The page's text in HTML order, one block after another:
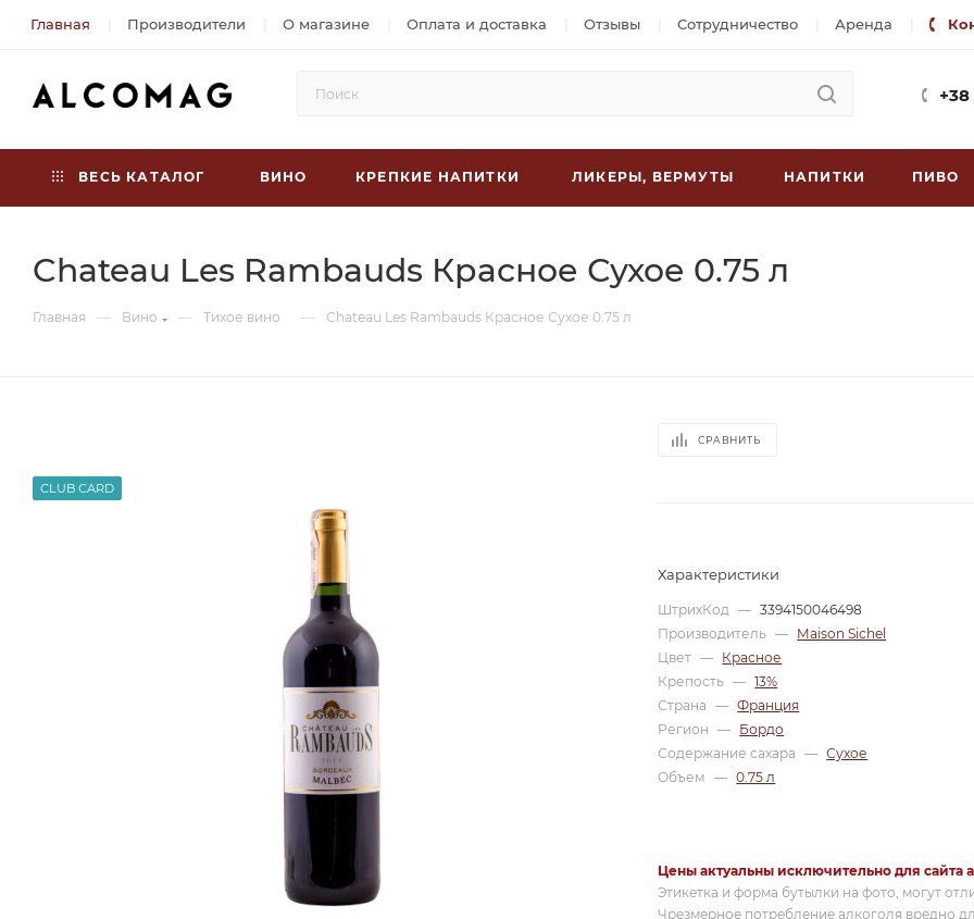
Главная Производители О магазине Оплата и доставка Отзывы Сотрудничество Аренда
ВЕСЬ КАТАЛОГ ВИНО КРЕПКИЕ НАПИТКИ ЛИКЕРЫ, ВЕРМУТЫ НАПИТКИ ПИВО
Chateau Les Rambauds Красное Сухое 0.75 л
Главная — Вино — Тихое вино — Chateau Les Rambauds Красное Сухое 0.75 л
CLUB CARD
СРАВНИТЬ
Характеристики
ШтрихКод — 3394150046498
Производитель — Maison Sichel
Цвет — Красное
Крепость — 13%
Страна
— Франция
Регион
— Бордо
Содержание сахара
— Сухое
Объем
— 0.75 л
Цены актуальны исключительно для сайта
Этикетка и форма бутылки на фото, могут
Чрезмерное потребление алкоголя вредно